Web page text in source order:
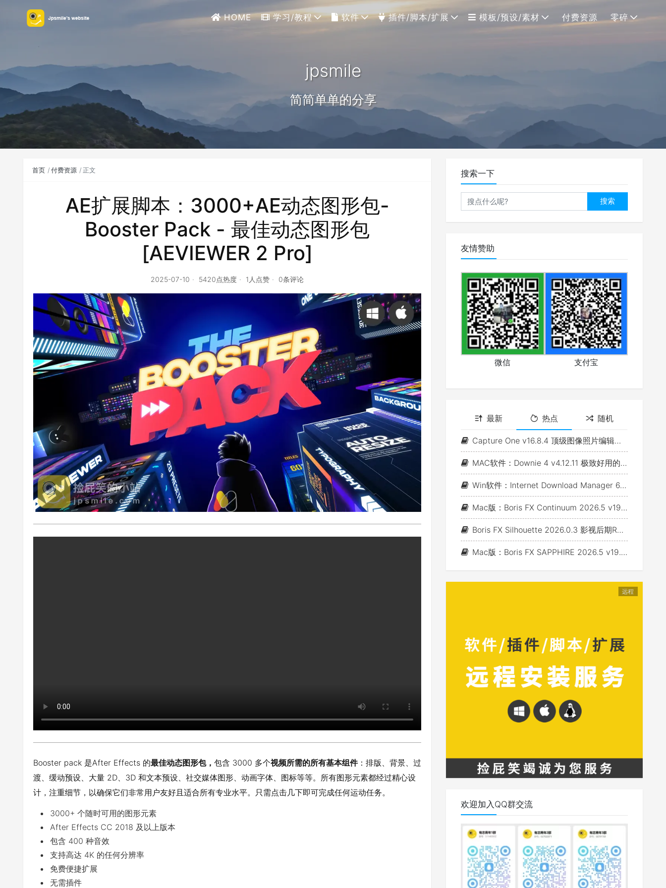
HOME 学习/教程 软件 插件/脚本/扩展 模板/预设/素材 付费资源 零碎
jpsmile
简简单单的分享
首页 付费资源 正文
AE扩展脚本：3000+AE动态图形包-
Booster Pack - 最佳动态图形包
[AEVIEWER 2 Pro]
2025-07-10 5420点热度 1人点赞 0条评论
Booster pack 是After Effects 的最佳动态图形包， 包含 3000 多个视频所需的所有基本组件：排版、背景、过
渡、缓动预设、大量 2D、3D 和文本预设、社交媒体图形、动画字体、图标等等。所有图形元素都经过精心设
计，注重细节，以确保它们非常用户友好且适合所有专业水平。只需点击几下即可完成任何运动任务。
3000+ 个随时可用的图形元素
After Effects CC 2018 及以上版本
包含 400 种音效
支持高达 4K 的任何分辨率
免费便捷扩展
无需插件
搜索一下
搜索
友情赞助
微信 支付宝
最新 热点 随机
Capture One v16.8.4 顶级图像照片编辑软件(Win&Mac)
MAC软件：Downie 4 v4.12.11 极致好用的视频下载利器
Win软件：Internet Download Manager 6.43 Build 7 - 网络资源下载神器IDM_支持下载各类网站视音频
Mac版：Boris FX Continuum 2026.5 v19.5.4_BCC视频特效及转场套装 For AE/PR/FCP/Motion/Avid/OFX(Fusion/ Resolve/Nukex等)
Boris FX Silhouette 2026.0.3 影视后期Roto抠像Paint视效合成软件+Adobe/OFX插件 (Win&Mac&Linux)
Mac版：Boris FX SAPPHIRE 2026.5 v19.5 蓝宝石视效插件_For AE/PR/Avid/OFX(Nuke/Resolve/Fusion等)
远程
欢迎加入QQ群交流